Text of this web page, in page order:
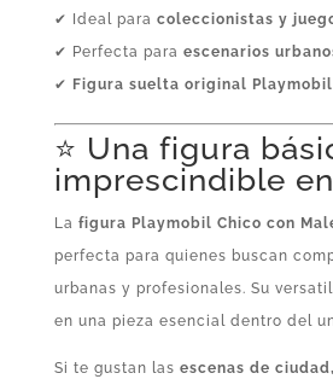
✔ Ideal para coleccionistas y
✔ Perfecta para escenarios
✔ Figura suelta original Playmobil
⭐ Una figura
imprescindible
La figura Playmobil Chico con
perfecta para quienes buscan
urbanas y profesionales. Su
en una pieza esencial dentro del
Si te gustan las escenas de